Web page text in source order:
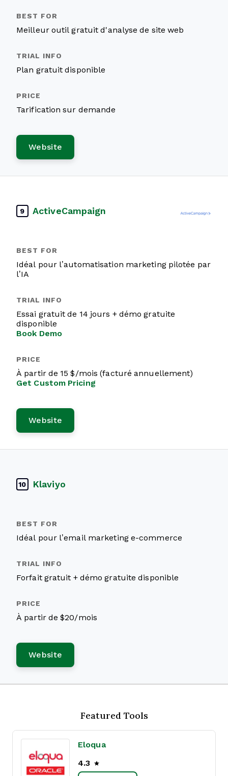
Meilleur outil gratuit d'analyse de site web
Plan gratuit disponible
Tarification sur demande
Website
9 ActiveCampaign
Idéal pour l’automatisation marketing pilotée par
l’IA
Essai gratuit de 14 jours + démo gratuite
disponible
Book Demo
À partir de 15 $/mois (facturé annuellement)
Get Custom Pricing
Website
10 Klaviyo
Idéal pour l’email marketing e-commerce
Forfait gratuit + démo gratuite disponible
À partir de $20/mois
Website
Featured Tools
Eloqua
4.3